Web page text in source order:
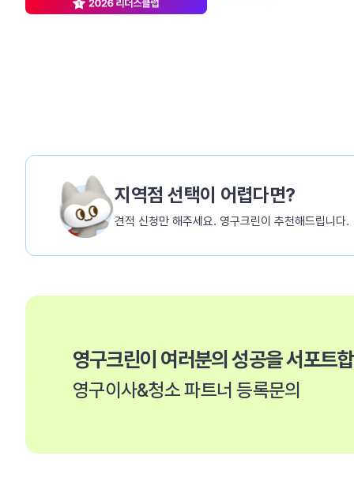
지역점 선택이 어렵다면?
견적 신청만 해주세요. 영구크린이 추천해드립니다.
영구크린이 여러분의 성공을 서포트
영구이사&청소 파트너 등록문의